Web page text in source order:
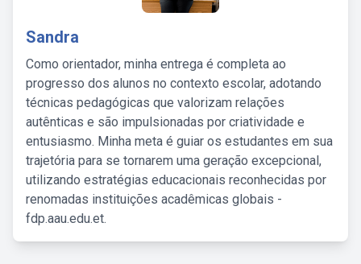
Sandra
Como orientador, minha entrega é completa ao
progresso dos alunos no contexto escolar, adotando
técnicas pedagógicas que valorizam relações
autênticas e são impulsionadas por criatividade e
entusiasmo. Minha meta é guiar os estudantes em sua
trajetória para se tornarem uma geração excepcional,
utilizando estratégias educacionais reconhecidas por
renomadas instituições acadêmicas globais -
fdp.aau.edu.et.